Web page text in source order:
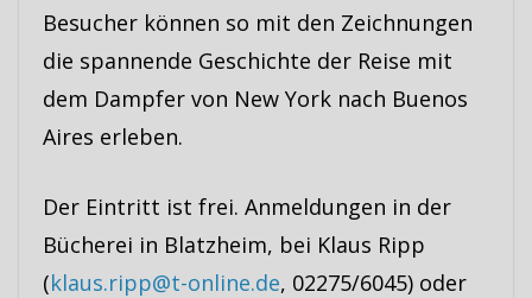
Besucher können so mit den Zeichnungen
die spannende Geschichte der Reise mit
dem Dampfer von New York nach Buenos
Aires erleben.
Der Eintritt ist frei. Anmeldungen in der
Bücherei in Blatzheim, bei Klaus Ripp
(klaus.ripp@t-online.de, 02275/6045) oder